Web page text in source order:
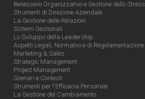
Benessere Organizzativo e Gestione dello Stress
Strumenti di Direzione Aziendale
La Gestione delle Relazioni
Sistemi Gestionali
Lo Sviluppo della Leadership
Aspetti Legali, Normativi e di Regolamentazione
Marketing & Sales
Strategic Management
Project Management
Scenari e Contesti
Strumenti per l'Efficacia Personale
La Gestione del Cambiamento